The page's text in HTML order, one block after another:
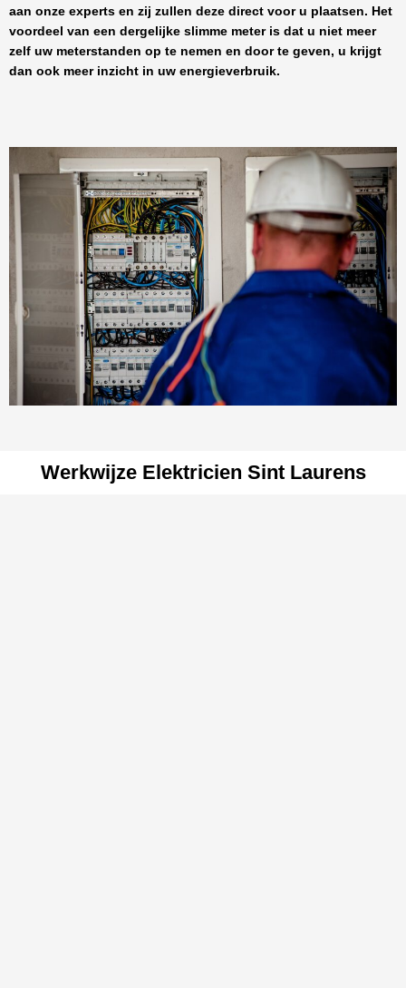
aan onze experts en zij zullen deze direct voor u plaatsen. Het
voordeel van een dergelijke slimme meter is dat u niet meer
zelf uw meterstanden op te nemen en door te geven, u krijgt
dan ook meer inzicht in uw energieverbruik.
Werkwijze Elektricien Sint Laurens